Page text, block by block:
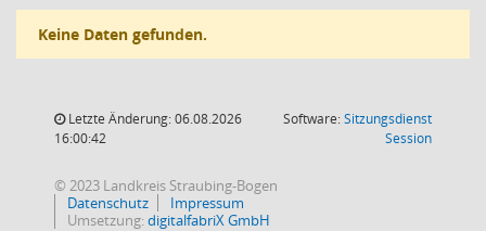
Keine Daten gefunden.
Letzte Änderung: 06.08.2026
16:00:42
Software:Sitzungsdienst
Session(Wird in
© 2023 Landkreis Straubing-Bogen
Datenschutz
Impressum
Umsetzung:digitalfabriX GmbH